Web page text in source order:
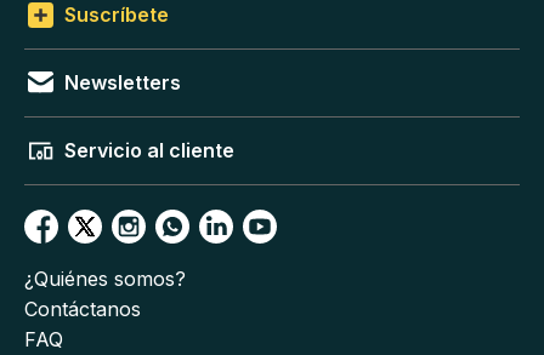
Suscríbete
Newsletters
Servicio al cliente
¿Quiénes somos?
Contáctanos
FAQ